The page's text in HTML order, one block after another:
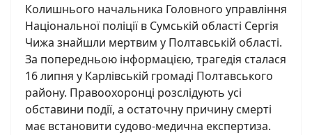
Колишнього начальника Головного управління
Національної поліції в Сумській області Сергія
Чижа знайшли мертвим у Полтавській області.
За попередньою інформацією, трагедія сталася
16 липня у Карлівській громаді Полтавського
району. Правоохоронці розслідують усі
обставини події, а остаточну причину смерті
має встановити судово-медична експертиза.